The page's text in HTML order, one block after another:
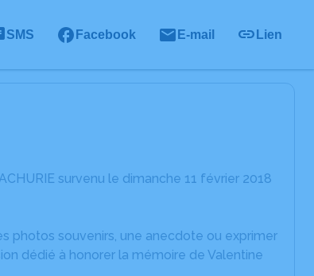
SMS Facebook E-mail Lien
survenu le dimanche 11 février 2018
photos souvenirs, une anecdote ou exprimer
dédié à honorer la mémoire de Valentine